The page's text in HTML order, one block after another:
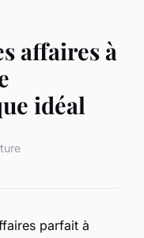
affaires à
idéal
parfait à